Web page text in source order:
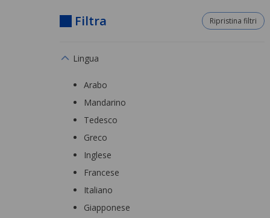
Filtra Ripristina filtri
Lingua
Arabo
Mandarino
Tedesco
Greco
Inglese
Francese
Italiano
Giapponese